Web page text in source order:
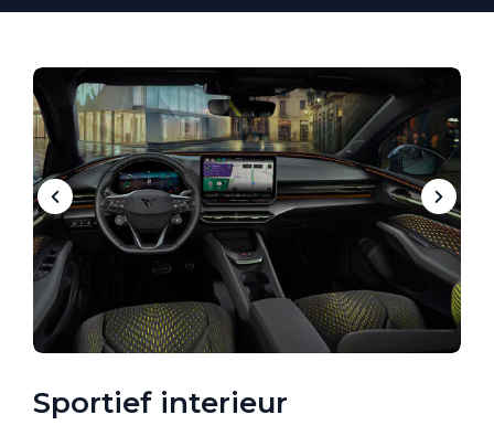
Sportief interieur